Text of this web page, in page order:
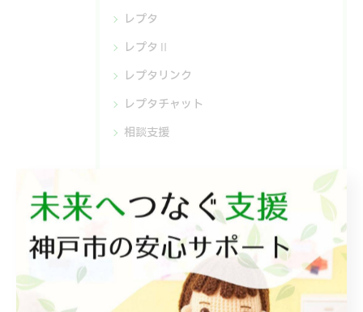
レプタ
レプタⅡ
レプタリンク
レプタチャット
相談支援
最近の投稿
Recent
Posts
2026/07/18